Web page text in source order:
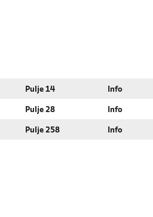
Pulje 14 Info
Pulje 28 Info
Pulje 258 Info